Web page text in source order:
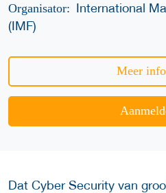
Organisator: International
(IMF)
Meer info
Dat Cyber Security van